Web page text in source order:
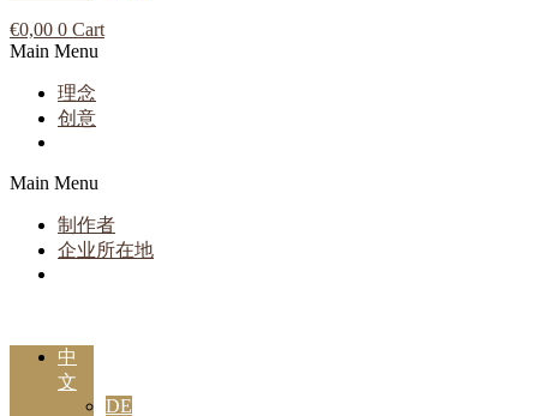
€0,00 0 Cart
Main Menu
理念
创意
Main Menu
制作者
企业所在地
中
文
DE